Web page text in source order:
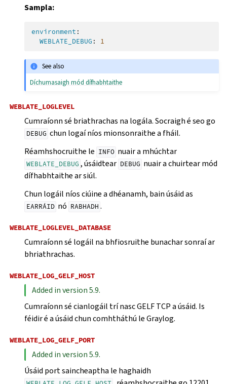
Sampla:
environment :
WEBLATE_DEBUG : 1
See also
Díchumasaigh mód dífhabhtaithe
WEBLATE_LOGLEVEL
Cumraíonn sé briathrachas na logála. Socraigh é seo go
DEBUG chun logaí níos mionsonraithe a fháil.
Réamhshocruithe le INFO nuair a mhúchtar
WEBLATE_DEBUG , úsáidtear DEBUG nuair a chuirtear mód
dífhabhtaithe ar siúl.
Chun logáil níos ciúine a dhéanamh, bain úsáid as
EARRÁID nó RABHADH .
WEBLATE_LOGLEVEL_DATABASE
Cumraíonn sé logáil na bhfiosruithe bunachar sonraí ar
bhriathrachas.
WEBLATE_LOG_GELF_HOST
Added in version 5.9.
Cumraíonn sé cianlogáil trí nasc GELF TCP a úsáid. Is
féidir é a úsáid chun comhtháthú le Graylog.
WEBLATE_LOG_GELF_PORT
Added in version 5.9.
Úsáid port saincheaptha le haghaidh